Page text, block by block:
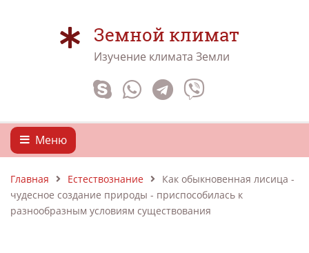
Земной климат
Изучение климата Земли
Меню
Главная Естествознание
Как обыкновенная лисица -
чудесное создание природы - приспособилась к
разнообразным условиям существования